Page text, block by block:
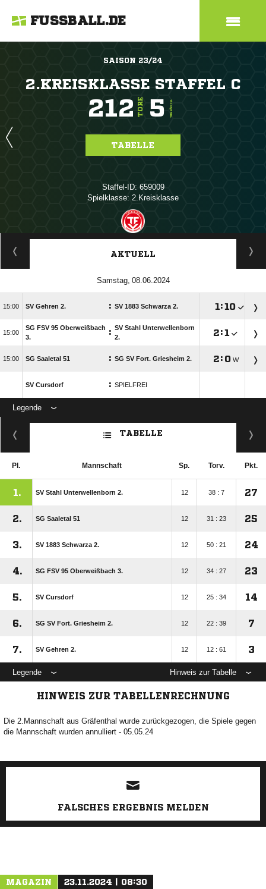
FUSSBALL.DE
SAISON 23/24
2.KREISKLASSE STAFFEL C
212 TORE 5 TORE/SPIEL
TABELLE
Staffel-ID: 659009
Spielklasse: 2.Kreisklasse
ANZEIGE
AKTUELL
 
 SV Gehren 2. : SV 1883 Schwarza 2.  :

SG FSV 95 Oberweißbach
3.
: SV Stahl Unterwellenborn
2.
:
 SG Saaletal 51 : SG SV Fort. Griesheim 2. : W
SV Cursdorf : SPIELFREI
Legende
ANZEIGE
TABELLE
Pl. Mannschaft Sp. Torv. Pkt.
1. SV Stahl Unterwellenborn 2. 12 38 : 7 27
2. SG Saaletal 51 12 31 : 23 25
3. SV 1883 Schwarza 2. 12 50 : 21 24
4. SG FSV 95 Oberweißbach 3. 12 34 : 27 23
5. SV Cursdorf 12 25 : 34 14
6. SG SV Fort. Griesheim 2. 12 22 : 39 7
7. SV Gehren 2. 12 12 : 61 3
Legende Hinweis zur Tabelle
HINWEIS ZUR TABELLENRECHNUNG
Die 2.Mannschaft aus Gräfenthal wurde zurückgezogen, die Spiele gegen
die Mannschaft wurden annulliert - 05.05.24
ANZEIGE
FALSCHES ERGEBNIS MELDEN
MAGAZIN 23.11.2024 | 08:30